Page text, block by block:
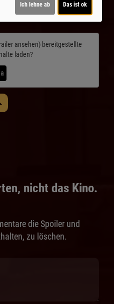
Kino!
ansehen) bereitgestellte
laden?
nicht das Kino.
die Spoiler und
zu löschen.
Ich lehne ab Das ist ok